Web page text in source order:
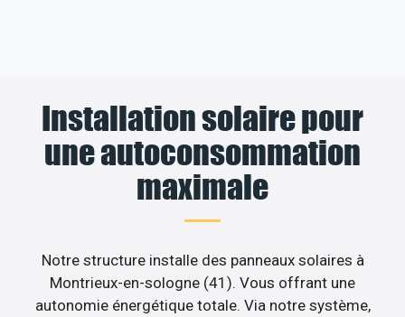
Installation solaire pour
une autoconsommation
maximale
Notre structure installe des panneaux solaires à
Montrieux-en-sologne (41). Vous offrant une
autonomie énergétique totale. Via notre système,